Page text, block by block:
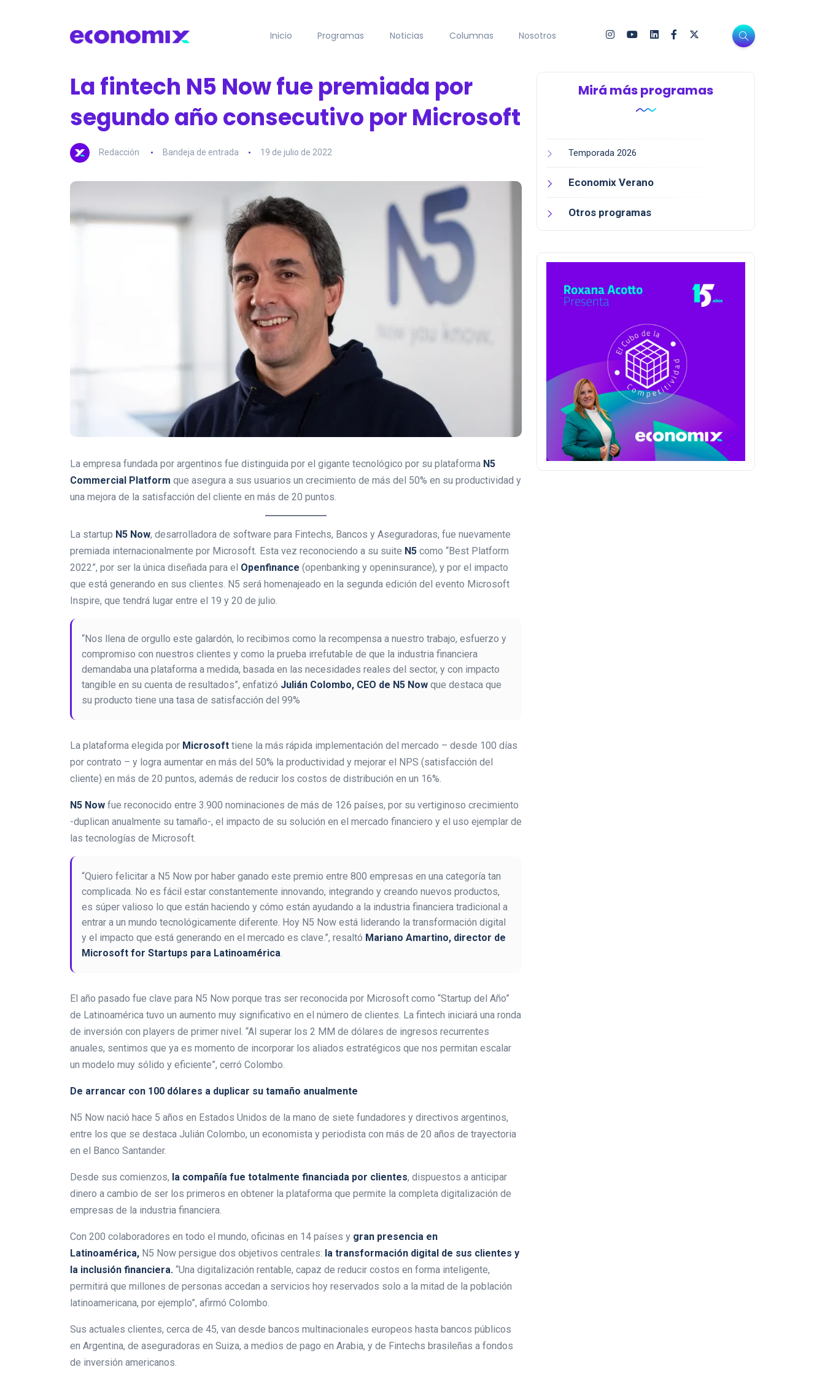
Inicio Programas Noticias Columnas Nosotros
La fintech N5 Now fue premiada por
segundo año consecutivo por Microsoft
Redacción Bandeja de entrada 19 de julio de 2022
La empresa fundada por argentinos fue distinguida por el gigante tecnológico por su plataforma N5
Commercial Platform que asegura a sus usuarios un crecimiento de más del 50% en su productividad y
una mejora de la satisfacción del cliente en más de 20 puntos.
La startup N5 Now, desarrolladora de software para Fintechs, Bancos y Aseguradoras, fue nuevamente
premiada internacionalmente por Microsoft Esta vez reconociendo a su suite N5 como “Best Platform
2022”, por ser la única diseñada para el Openfinance (openbanking y openinsurance), y por el impacto
que está generando en sus clientes. N5 será homenajeado en la segunda edición del evento Microsoft
Inspire, que tendrá lugar entre el 19 y 20 de julio.
“Nos llena de orgullo este galardón, lo recibimos como la recompensa a nuestro trabajo, esfuerzo y
compromiso con nuestros clientes y como la prueba irrefutable de que la industria financiera
demandaba una plataforma a medida, basada en las necesidades reales del sector, y con impacto
tangible en su cuenta de resultados”, enfatizó Julián Colombo, CEO de N5 Now que destaca que
su producto tiene una tasa de satisfacción del 99%
La plataforma elegida por Microsoft tiene la más rápida implementación del mercado – desde 100 días
por contrato – y logra aumentar en más del 50% la productividad y mejorar el NPS (satisfacción del
cliente) en más de 20 puntos, además de reducir los costos de distribución en un 16%.
N5 Now fue reconocido entre 3.900 nominaciones de más de 126 países, por su vertiginoso crecimiento
-duplican anualmente su tamaño-, el impacto de su solución en el mercado financiero y el uso ejemplar de
las tecnologías de Microsoft.
“Quiero felicitar a N5 Now por haber ganado este premio entre 800 empresas en una categoría tan
complicada. No es fácil estar constantemente innovando, integrando y creando nuevos productos,
es súper valioso lo que están haciendo y cómo están ayudando a la industria financiera tradicional a
entrar a un mundo tecnológicamente diferente. Hoy N5 Now está liderando la transformación digital
y el impacto que está generando en el mercado es clave.”, resaltó Mariano Amartino, director de
Microsoft for Startups para Latinoamérica
El año pasado fue clave para N5 Now porque tras ser reconocida por Microsoft como “Startup del Año”
de Latinoamérica tuvo un aumento muy significativo en el número de clientes. La fintech iniciará una ronda
de inversión con players de primer nivel. “Al superar los 2 MM de dólares de ingresos recurrentes
anuales, sentimos que ya es momento de incorporar los aliados estratégicos que nos permitan escalar
un modelo muy sólido y eficiente”, cerró Colombo.
De arrancar con 100 dólares a duplicar su tamaño anualmente
N5 Now nació hace 5 años en Estados Unidos de la mano de siete fundadores y directivos argentinos,
entre los que se destaca Julián Colombo, un economista y periodista con más de 20 años de trayectoria
en el Banco Santander.
Desde sus comienzos, la compañía fue totalmente financiada por clientes, dispuestos a anticipar
dinero a cambio de ser los primeros en obtener la plataforma que permite la completa digitalización de
empresas de la industria financiera.
Con 200 colaboradores en todo el mundo, oficinas en 14 países y gran presencia en
Latinoamérica, N5 Now persigue dos objetivos centrales: la transformación digital de sus clientes y
la inclusión financiera. “Una digitalización rentable, capaz de reducir costos en forma inteligente,
permitirá que millones de personas accedan a servicios hoy reservados solo a la mitad de la población
latinoamericana, por ejemplo”, afirmó Colombo.
Sus actuales clientes, cerca de 45, van desde bancos multinacionales europeos hasta bancos públicos
en Argentina, de aseguradoras en Suiza, a medios de pago en Arabia, y de Fintechs brasileñas a fondos
de inversión americanos.
Mirá más programas
Temporada 2026
Economix Verano
Otros programas